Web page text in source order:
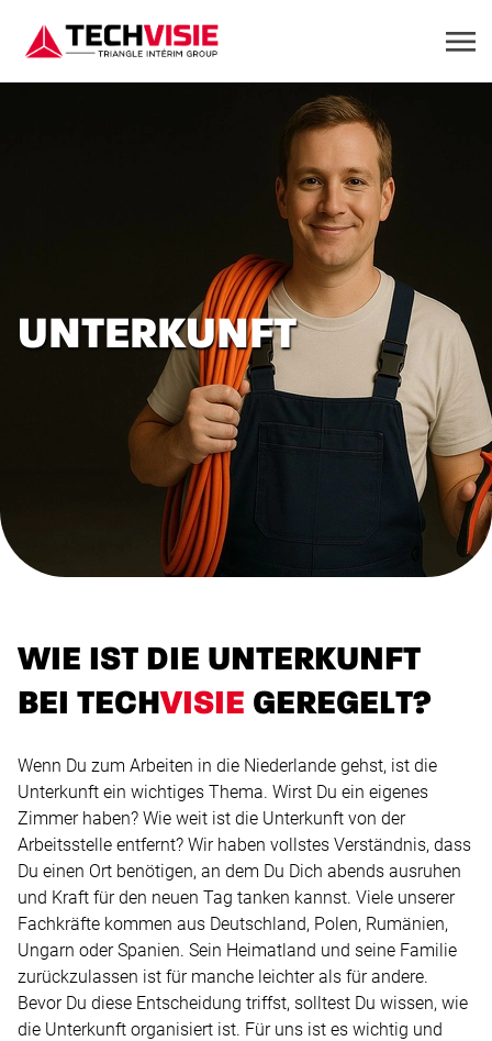
UNTERKUNFT
WIE IST DIE UNTERKUNFT
BEI TECHVISIE GEREGELT?
Wenn Du zum Arbeiten in die Niederlande gehst, ist die
Unterkunft ein wichtiges Thema. Wirst Du ein eigenes
Zimmer haben? Wie weit ist die Unterkunft von der
Arbeitsstelle entfernt? Wir haben vollstes Verständnis, dass
Du einen Ort benötigen, an dem Du Dich abends ausruhen
und Kraft für den neuen Tag tanken kannst. Viele unserer
Fachkräfte kommen aus Deutschland, Polen, Rumänien,
Ungarn oder Spanien. Sein Heimatland und seine Familie
zurückzulassen ist für manche leichter als für andere.
Bevor Du diese Entscheidung triffst, solltest Du wissen, wie
die Unterkunft organisiert ist. Für uns ist es wichtig und